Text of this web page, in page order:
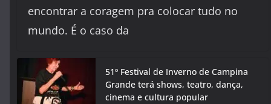
encontrar a coragem pra colocar tudo no
mundo. É o caso da
51º Festival de Inverno de Campina
Grande terá shows, teatro, dança,
cinema e cultura popular